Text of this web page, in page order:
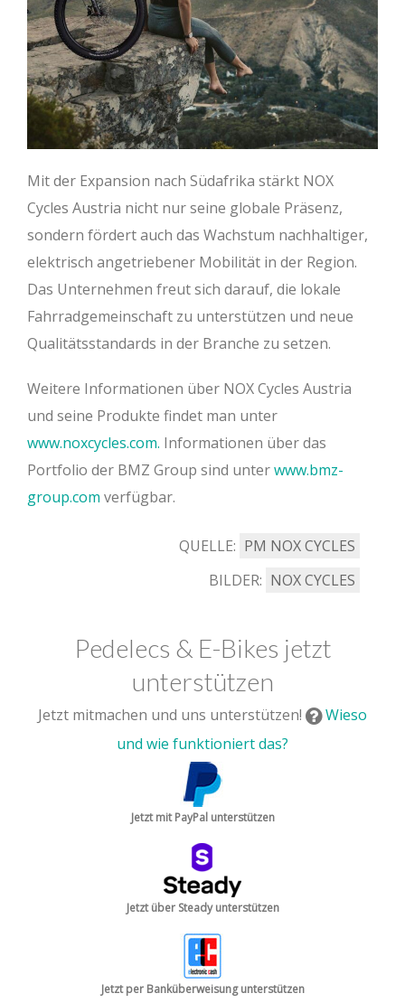
Mit der Expansion nach Südafrika stärkt NOX
Cycles Austria nicht nur seine globale Präsenz,
sondern fördert auch das Wachstum nachhaltiger,
elektrisch angetriebener Mobilität in der Region.
Das Unternehmen freut sich darauf, die lokale
Fahrradgemeinschaft zu unterstützen und neue
Qualitätsstandards in der Branche zu setzen.
Weitere Informationen über NOX Cycles Austria
und seine Produkte findet man unter
www.noxcycles.com. Informationen über das
Portfolio der BMZ Group sind unterwww.bmz-
group.com verfügbar.
QUELLE: PM NOX CYCLES
BILDER: NOX CYCLES
Pedelecs & E-Bikes jetzt
unterstützen
Jetzt mitmachen und uns unterstützen!
Wieso
und wie funktioniert das?
Jetzt mit PayPal unterstützen
Jetzt über Steady unterstützen
Jetzt per Banküberweisung unterstützen